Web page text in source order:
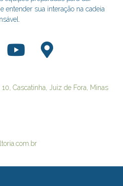
entender sua interação na cadeia
Cascatinha, Juiz de Fora, Minas